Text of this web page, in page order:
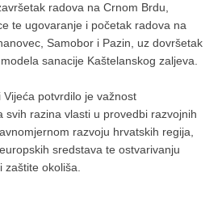
radova na Crnom Brdu,
te ugovaranje i početak radova na
Samobor i Pazin, uz dovršetak
sanacije Kaštelanskog zaljeva.
potvrdilo je važnost
svih razina vlasti u provedbi razvojnih
razvoju hrvatskih regija,
sredstava te ostvarivanju
okoliša.